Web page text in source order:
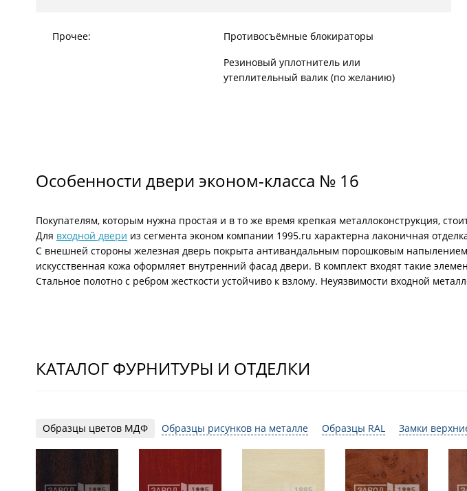
Прочее:
Противосъёмные блокираторы
Резиновый уплотнитель или
утеплительный валик (по желанию)
Особенности двери эконом-класса № 16
Покупателям, которым нужна простая и в то же время крепкая металлоконструкция,
Для входной двери из сегмента эконом компании 1995.ru характерна лаконичная
С внешней стороны железная дверь покрыта антивандальным порошковым
искусственная кожа оформляет внутренний фасад двери. В комплект входят такие
Стальное полотно с ребром жесткости устойчиво к взлому. Неуязвимости входной
КАТАЛОГ ФУРНИТУРЫ И ОТДЕЛКИ
Образцы цветов МДФ Образцы рисунков на металле Образцы RAL Замки